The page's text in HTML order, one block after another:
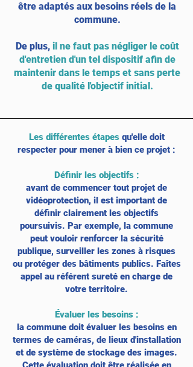
être adaptés aux besoins réels de la
commune.
De plus, il ne faut pas négliger le coût
d'entretien d'un tel dispositif afin de
maintenir dans le temps et sans perte
de qualité l'objectif initial.
​Les différentes étapes qu'elle doit
respecter pour mener à bien ce projet :
Définir les objectifs :
avant de commencer tout projet de
vidéoprotection, il est important de
définir clairement les objectifs
poursuivis. Par exemple, la commune
peut vouloir renforcer la sécurité
publique, surveiller les zones à risques
ou protéger des bâtiments publics. Faîtes
appel au référent sureté en charge de
votre territoire.
Évaluer les besoins :
la commune doit évaluer les besoins en
termes de caméras, de lieux d'installation
et de système de stockage des images.